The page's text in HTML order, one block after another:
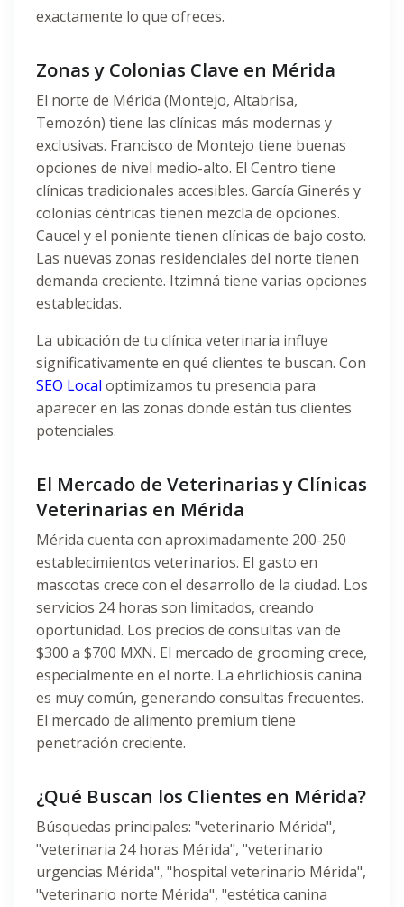
exactamente lo que ofreces.
Zonas y Colonias Clave en Mérida
El norte de Mérida (Montejo, Altabrisa,
Temozón) tiene las clínicas más modernas y
exclusivas. Francisco de Montejo tiene buenas
opciones de nivel medio-alto. El Centro tiene
clínicas tradicionales accesibles. García Ginerés y
colonias céntricas tienen mezcla de opciones.
Caucel y el poniente tienen clínicas de bajo costo.
Las nuevas zonas residenciales del norte tienen
demanda creciente. Itzimná tiene varias opciones
establecidas.
La ubicación de tu clínica veterinaria influye
significativamente en qué clientes te buscan. Con
SEO Local optimizamos tu presencia para
aparecer en las zonas donde están tus clientes
potenciales.
El Mercado de Veterinarias y Clínicas
Veterinarias en Mérida
Mérida cuenta con aproximadamente 200-250
establecimientos veterinarios. El gasto en
mascotas crece con el desarrollo de la ciudad. Los
servicios 24 horas son limitados, creando
oportunidad. Los precios de consultas van de
$300 a $700 MXN. El mercado de grooming crece,
especialmente en el norte. La ehrlichiosis canina
es muy común, generando consultas frecuentes.
El mercado de alimento premium tiene
penetración creciente.
¿Qué Buscan los Clientes en Mérida?
Búsquedas principales: "veterinario Mérida",
"veterinaria 24 horas Mérida", "veterinario
urgencias Mérida", "hospital veterinario Mérida",
"veterinario norte Mérida", "estética canina